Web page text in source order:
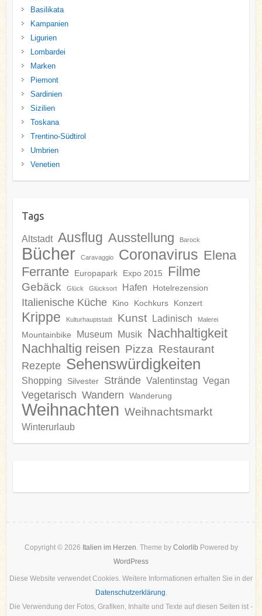
Basilikata
Kampanien
Ligurien
Lombardei
Marken
Piemont
Sardinien
Sizilien
Toskana
Trentino-Südtirol
Umbrien
Venetien
Tags
Altstadt Ausflug Ausstellung Barock
Bücher Caravaggio Coronavirus Elena
Ferrante
Europapark Expo 2015 Filme
Gebäck Glück Glücksort Hafen Hotelrezension
Italienische Küche Kino Kochkurs Konzert
Krippe Kulturhauptstadt Kunst Ladinisch Malerei
Mountainbike Museum Musik Nachhaltigkeit
Nachhaltig reisen Pizza Restaurant
Rezepte Sehenswürdigkeiten
Shopping Silvester Strände Valentinstag Vegan
Vegetarisch Wandern Wanderung
Weihnachten Weihnachtsmarkt
Winterurlaub
Copyright © 2026 Italien im Herzen. Theme by Colorlib Powered by
WordPress
Diese Website verwendet Cookies. Weitere Informationen erhalten Sie in der
Datenschutzerklärung.
Die Verwendung der Fotos, Grafiken, Inhalte und Texte auf diesen Seiten ist -